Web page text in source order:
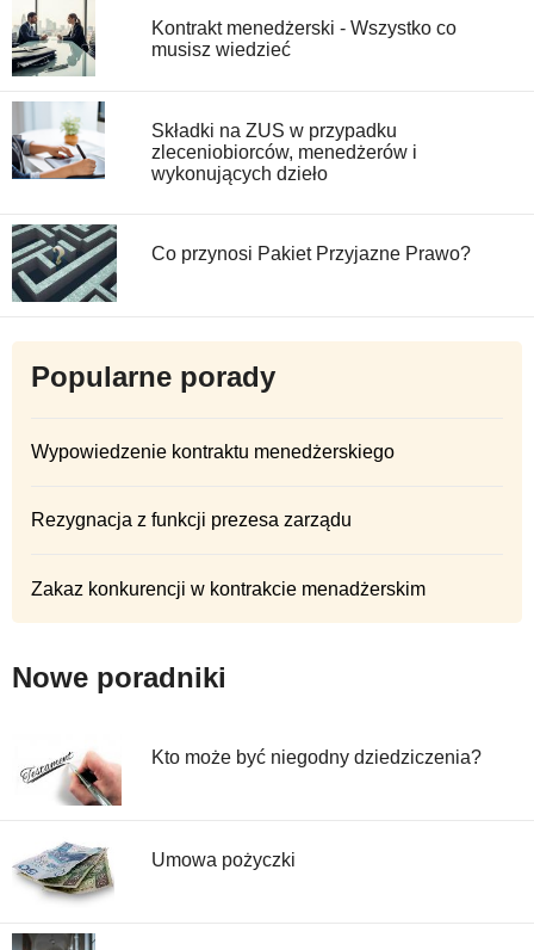
Kontrakt menedżerski - Wszystko co
musisz wiedzieć
Składki na ZUS w przypadku
zleceniobiorców, menedżerów i
wykonujących dzieło
Co przynosi Pakiet Przyjazne Prawo?
Popularne porady
Wypowiedzenie kontraktu menedżerskiego
Rezygnacja z funkcji prezesa zarządu
Zakaz konkurencji w kontrakcie menadżerskim
Nowe poradniki
Kto może być niegodny dziedziczenia?
Umowa pożyczki